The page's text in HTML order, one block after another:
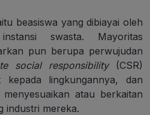
beasiswa yang dibiayai oleh
swasta. Mayoritas
pun berupa perwujudan
social responsibility(CSR)
kepada lingkungannya, dan
atau berkaitan
industri mereka.